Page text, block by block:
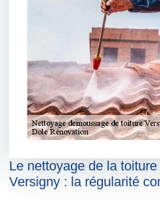
Le nettoyage de la
Versigny : la régularité